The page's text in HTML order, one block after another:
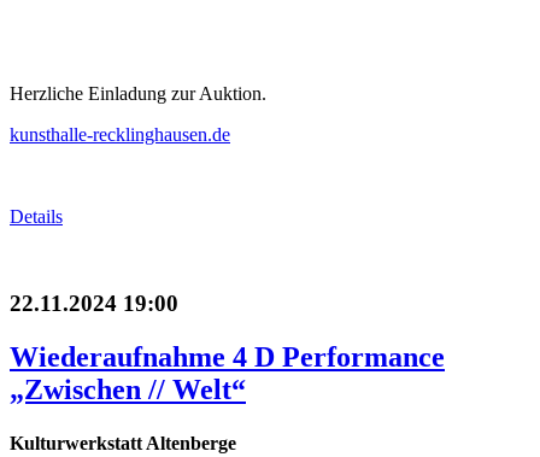
Herzliche Einladung zur Auktion.
kunsthalle-recklinghausen.de
Details
22.11.2024 19:00
Wiederaufnahme 4 D Performance
„Zwischen // Welt“
Kulturwerkstatt Altenberge